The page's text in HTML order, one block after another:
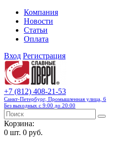
Компания
Новости
Статьи
Оплата
Вход Регистрация
+7 (812) 408-21-53
Санкт-Петербург, Промышленная улица, 6
Без выходных с 9:00 до 20:00
Корзина:
0 шт. 0 руб.